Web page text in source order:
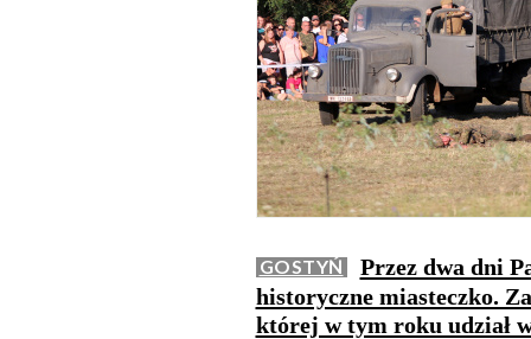
GOSTYŃ
Przez dwa dni
historyczne miasteczko.
której w tym roku udział